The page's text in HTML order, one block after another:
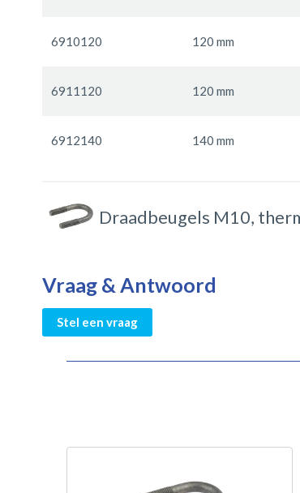
6910120 120 mm
6911120 120 mm
6912140 140 mm
Draadbeugels M10,
Vraag & Antwoord
Stel een vraag